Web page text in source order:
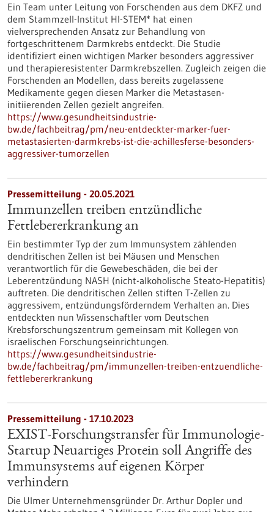
Ein Team unter Leitung von Forschenden aus dem DKFZ und
dem Stammzell-Institut HI-STEM* hat einen
vielversprechenden Ansatz zur Behandlung von
fortgeschrittenem Darmkrebs entdeckt. Die Studie
identifiziert einen wichtigen Marker besonders aggressiver
und therapieresistenter Darmkrebszellen. Zugleich zeigen die
Forschenden an Modellen, dass bereits zugelassene
Medikamente gegen diesen Marker die Metastasen-
initiierenden Zellen gezielt angreifen.
https://www.gesundheitsindustrie-
bw.de/fachbeitrag/pm/neu-entdeckter-marker-fuer-
metastasierten-darmkrebs-ist-die-achillesferse-besonders-
aggressiver-tumorzellen
Pressemitteilung - 20.05.2021
Immunzellen treiben entzündliche
Fettlebererkrankung an
Ein bestimmter Typ der zum Immunsystem zählenden
dendritischen Zellen ist bei Mäusen und Menschen
verantwortlich für die Gewebeschäden, die bei der
Leberentzündung NASH (nicht-alkoholische Steato-Hepatitis)
auftreten. Die dendritischen Zellen stiften T-Zellen zu
aggressivem, entzündungsförderndem Verhalten an. Dies
entdeckten nun Wissenschaftler vom Deutschen
Krebsforschungszentrum gemeinsam mit Kollegen von
israelischen Forschungseinrichtungen.
https://www.gesundheitsindustrie-
bw.de/fachbeitrag/pm/immunzellen-treiben-entzuendliche-
fettlebererkrankung
Pressemitteilung - 17.10.2023
EXIST-Forschungstransfer für Immunologie-
Startup Neuartiges Protein soll Angriffe des
Immunsystems auf eigenen Körper
verhindern
Die Ulmer Unternehmensgründer Dr. Arthur Dopler und